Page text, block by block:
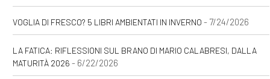
VOGLIA DI FRESCO? 5 LIBRI AMBIENTATI IN INVERNO - 7/24/2026
LA FATICA: RIFLESSIONI SUL BRANO DI MARIO CALABRESI, DALLA
MATURITÀ 2026 - 6/22/2026